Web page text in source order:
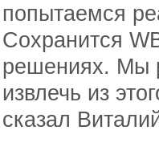
попытаемся
Сохранится
решениях. Мы
извлечь из
сказал